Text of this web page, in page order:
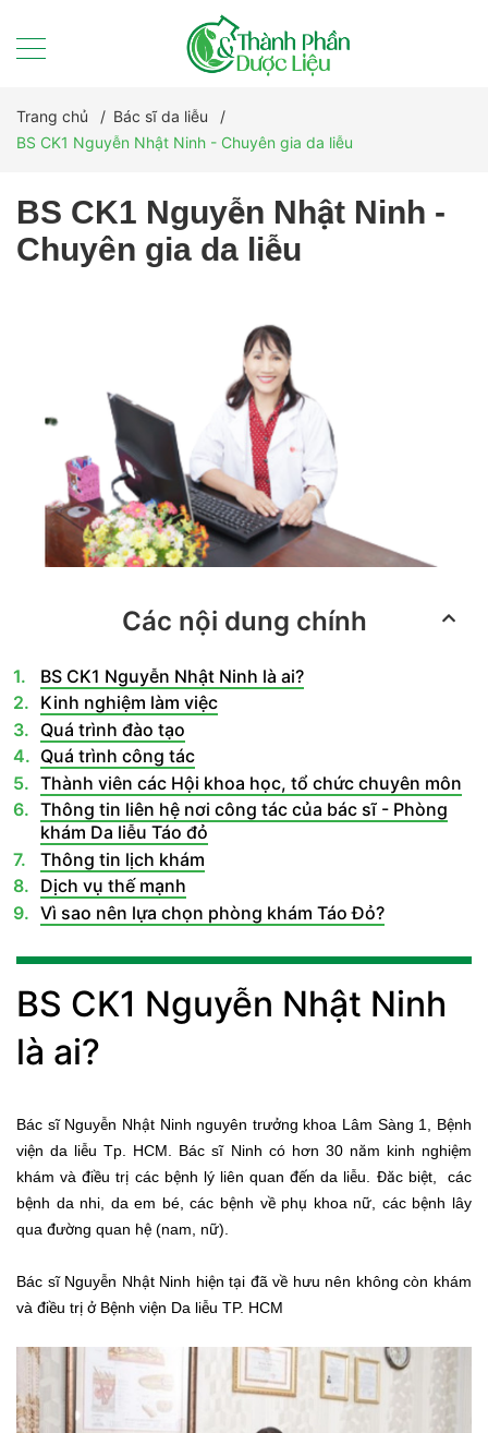
Trang chủ / Bác sĩ da liễu
/
BS CK1 Nguyễn Nhật Ninh - Chuyên gia da liễu
BS CK1 Nguyễn Nhật Ninh -
Chuyên gia da liễu
Các nội dung chính
BS CK1 Nguyễn Nhật Ninh là ai?
Kinh nghiệm làm việc
Quá trình đào tạo
Quá trình công tác
Thành viên các Hội khoa học, tổ chức chuyên môn
Thông tin liên hệ nơi công tác của bác sĩ - Phòng
khám Da liễu Táo đỏ
Thông tin lịch khám
Dịch vụ thế mạnh
Vì sao nên lựa chọn phòng khám Táo Đỏ?
BS CK1 Nguyễn Nhật Ninh
là ai?
Bác sĩ Nguyễn Nhật Ninh nguyên trưởng khoa Lâm Sàng 1, Bệnh
viện da liễu Tp. HCM. Bác sĩ Ninh có hơn 30 năm kinh nghiệm
khám và điều trị các bệnh lý liên quan đến da liễu. Đăc biệt, các
bệnh da nhi, da em bé, các bệnh về phụ khoa nữ, các bệnh lây
qua đường quan hệ (nam, nữ).
Bác sĩ Nguyễn Nhật Ninh hiện tại đã về hưu nên không còn khám
và điều trị ở Bệnh viện Da liễu TP. HCM